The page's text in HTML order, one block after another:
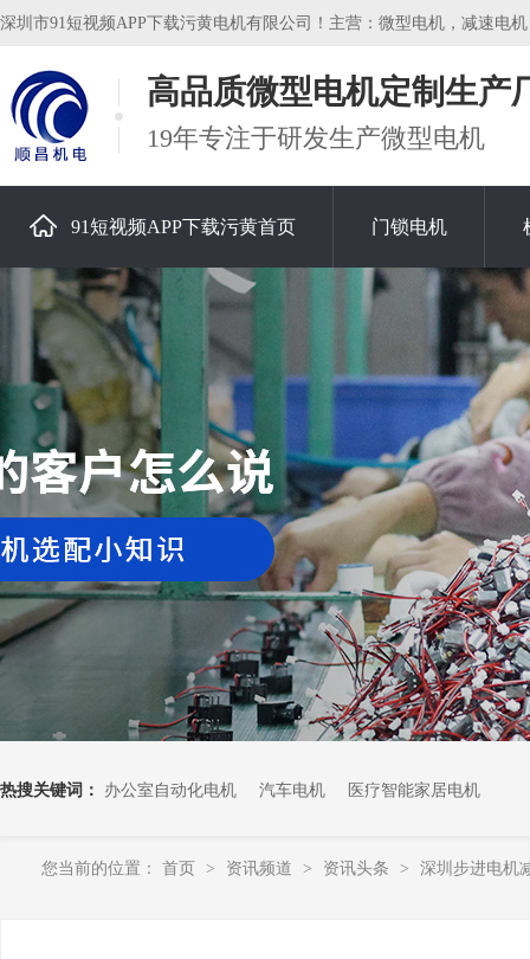
深圳市91短视频APP下载污黄电机有限公司！主营：微型电机，减速电机
高品质微型电机定制生产
19年专注于研发生产微型电机
91短视频APP下载污黄首页 门锁电机
关于91短视频APP下载污黄
热搜关键词： 办公室自动化电机 汽车电机 医疗智能家居电机
您当前的位置： 首页 > 资讯频道 > 资讯头条 > 深圳步进电机